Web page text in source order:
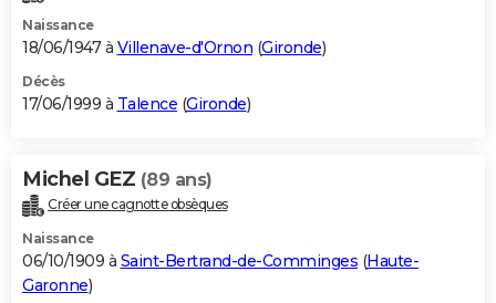
Naissance
18/06/1947 à Villenave-d'Ornon (Gironde)
Décès
17/06/1999 à Talence (Gironde)
Michel GEZ (89 ans)
Créer une cagnotte obsèques
Naissance
06/10/1909 à Saint-Bertrand-de-Comminges (Haute-
Garonne)